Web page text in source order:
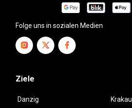
Folge uns in sozialen Medien
Ziele
Danzig
Krakau